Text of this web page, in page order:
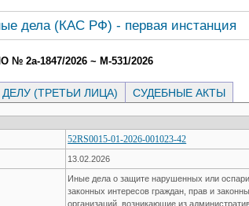
дела (КАC РФ) - первая инстанция
№ 2а-1847/2026 ~ М-531/2026
(ТРЕТЬИ ЛИЦА) СУДЕБНЫЕ АКТЫ
52RS0015-01-2026-001023-42
13.02.2026
Иные дела о защите нарушенных или
законных интересов граждан, прав и
организаций, возникающие из